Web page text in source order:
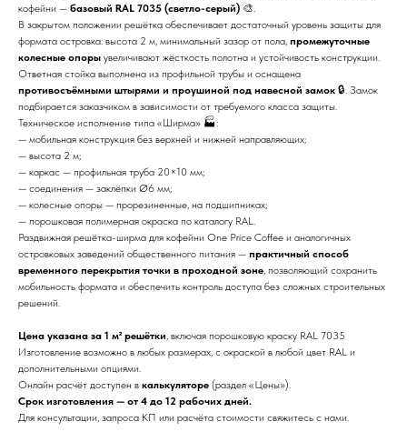
кофейни — базовый RAL 7035 (светло-серый) 🎨.
В закрытом положении решётка обеспечивает достаточный уровень защиты для
формата островка: высота 2 м, минимальный зазор от пола, промежуточные
колесные опоры увеличивают жёсткость полотна и устойчивость конструкции.
Ответная стойка выполнена из профильной трубы и оснащена
противосъёмными штырями и проушиной под навесной замок 🔒. Замок
подбирается заказчиком в зависимости от требуемого класса защиты.
Техническое исполнение типа «Ширма» 🏭:
— мобильная конструкция без верхней и нижней направляющих;
— высота 2 м;
— каркас — профильная труба 20×10 мм;
— соединения — заклёпки Ø6 мм;
— колесные опоры — прорезиненные, на подшипниках;
— порошковая полимерная окраска по каталогу RAL.
Раздвижная решётка-ширма для кофейни One Price Coffee и аналогичных
островковых заведений общественного питания — практичный способ
временного перекрытия точки в проходной зоне, позволяющий сохранить
мобильность формата и обеспечить контроль доступа без сложных строительных
решений.
Цена указана за 1 м² решётки, включая порошковую краску RAL 7035
Изготовление возможно в любых размерах, с окраской в любой цвет RAL и
дополнительными опциями.
Онлайн расчёт доступен в калькуляторе (раздел «Цены»).
Срок изготовления — от 4 до 12 рабочих дней.
Для консультации, запроса КП или расчёта стоимости свяжитесь с нами.